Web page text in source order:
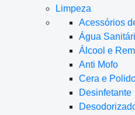
Limpeza
Acessórios
Água
Álcool e
Anti Mofo
Cera e
Desinfetante